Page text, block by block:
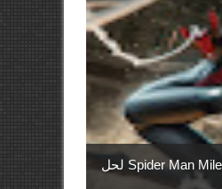
تحديث جديد للعبة Spider Man Miles Morales لحل